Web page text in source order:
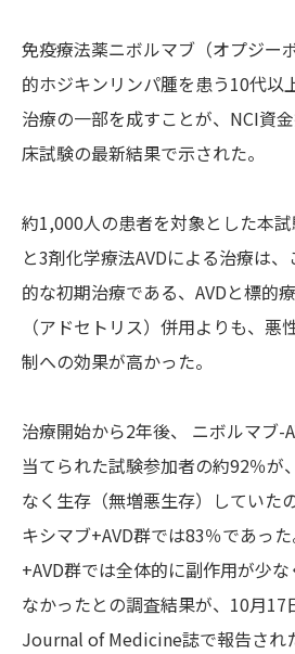
免疫療法薬ニボルマブ（オプジー
的ホジキンリンパ腫を患う10代以
治療の一部を成すことが、NCI資
床試験の最新結果で示された。
約1,000人の患者を対象とした本
と3剤化学療法AVDによる治療は
的な初期治療である、AVDと標的
（アドセトリス）併用よりも、
制への効果が高かった。
治療開始から2年後、 ニボルマブ-
当てられた試験参加者の約92％が
なく生存（無増悪生存）していた
キシマブ+AVD群では83％であっ
+AVD群では全体的に副作用が少
なかったとの調査結果が、10月17
Journal of Medicine誌で報告され